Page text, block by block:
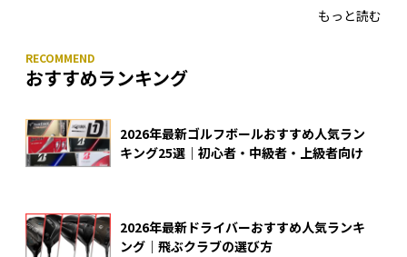
もっと読む
おすすめランキング
2026年最新ゴルフボールおすすめ人気ラン
キング25選｜初心者・中級者・上級者向け
2026年最新ドライバーおすすめ人気ランキ
ング｜飛ぶクラブの選び方